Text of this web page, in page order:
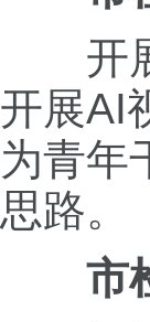
开展
开展AI
为青年
思路。
市